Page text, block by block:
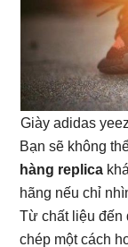
Giày adidas
Bạn sẽ không
hàng replica
hãng nếu chỉ
Từ chất liệu
chép một cách